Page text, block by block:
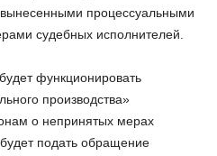
процессуальными
судебных исполнителей.
функционировать
производства»
о непринятых мерах
подать обращение